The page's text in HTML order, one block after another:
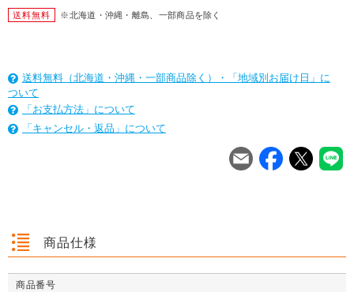
送料無料 ※北海道・沖縄・離島、一部商品を除く
送料無料（北海道・沖縄・一部商品除く）・「地域別お届け日」に
ついて
「お支払方法」について
「キャンセル・返品」について
商品仕様
商品番号